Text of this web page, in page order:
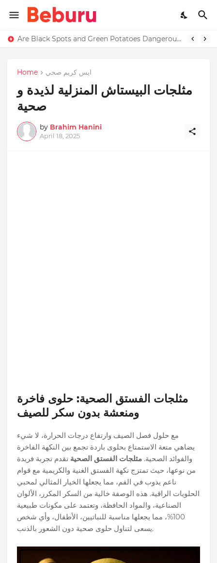
Are Black Spots and Green Potatoes Dangerous? Complete Food Safety Guide (What Most People Don’t Know)
Home ايس كريم صحي
مثلجات البيستاش المنزلية لذيدة و
صحية
by Brahim Hanini
April 18, 2025
مثلجات الفستق الصحية: حلوى فاخرة
ومنعشة بدون سكر للصيف
مع حلول فصل الصيف وارتفاع درجات الحرارة، لا شيء
يضاهي متعة الاستمتاع بحلوى باردة تجمع بين النكهة الفاخرة
والفوائد الصحية. مثلجات الفستق الصحية تقدم تجربة فريدة
من نوعها، حيث تمتزج نكهة الفستق الغنية والكريمية مع قوام
ناعم يذوب في الفم، مما يجعلها الخيار المثالي لمحبي
الحلويات الراقية. هذه الوصفة خالية من السكر المكرر، الألوان
الصناعية، والمواد الحافظة، وتعتمد على مكونات طبيعية
100%، مما يجعلها مناسبة للنباتيين، الأطفال، وأي شخص
يسعى لتناول حلوى صحية دون الشعور بالذنب.